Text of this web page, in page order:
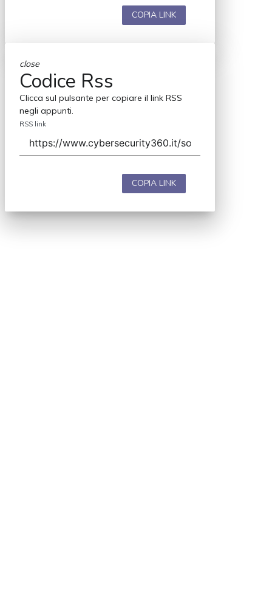
COPIA LINK
close
Codice Rss
Clicca sul pulsante per copiare il link RSS
negli appunti.
RSS link
COPIA LINK